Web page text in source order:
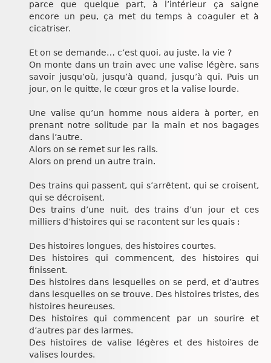
parce que quelque part, à l’intérieur ça saigne
encore un peu, ça met du temps à coaguler et à
cicatriser.
Et on se demande… c’est quoi, au juste, la vie ?
On monte dans un train avec une valise légère, sans
savoir jusqu’où, jusqu’à quand, jusqu’à qui. Puis un
jour, on le quitte, le cœur gros et la valise lourde.
Une valise qu’un homme nous aidera à porter, en
prenant notre solitude par la main et nos bagages
dans l’autre.
Alors on se remet sur les rails.
Alors on prend un autre train.
Des trains qui passent, qui s’arrêtent, qui se croisent,
qui se décroisent.
Des trains d’une nuit, des trains d’un jour et ces
milliers d’histoires qui se racontent sur les quais :
Des histoires longues, des histoires courtes.
Des histoires qui commencent, des histoires qui
finissent.
Des histoires dans lesquelles on se perd, et d’autres
dans lesquelles on se trouve. Des histoires tristes, des
histoires heureuses.
Des histoires qui commencent par un sourire et
d’autres par des larmes.
Des histoires de valise légères et des histoires de
valises lourdes.